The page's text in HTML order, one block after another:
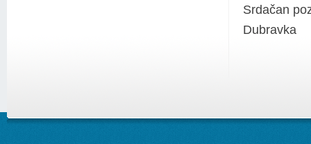
Srdačan
Dubravka